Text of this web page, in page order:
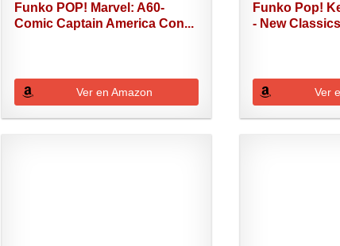
Funko POP! Marvel: A60-
Comic Captain America Con...
Ver en Amazon
Funko Pop!
- New
Ver